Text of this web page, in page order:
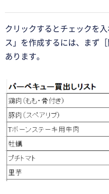
クリックするとチェックを
ス」を作成するには、まず
あります。